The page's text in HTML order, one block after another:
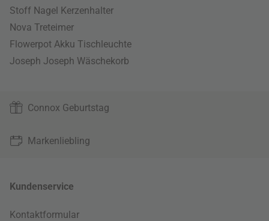
Stoff Nagel Kerzenhalter
Nova Treteimer
Flowerpot Akku Tischleuchte
Joseph Joseph Wäschekorb
Connox Geburtstag
Markenliebling
Kundenservice
Kontaktformular